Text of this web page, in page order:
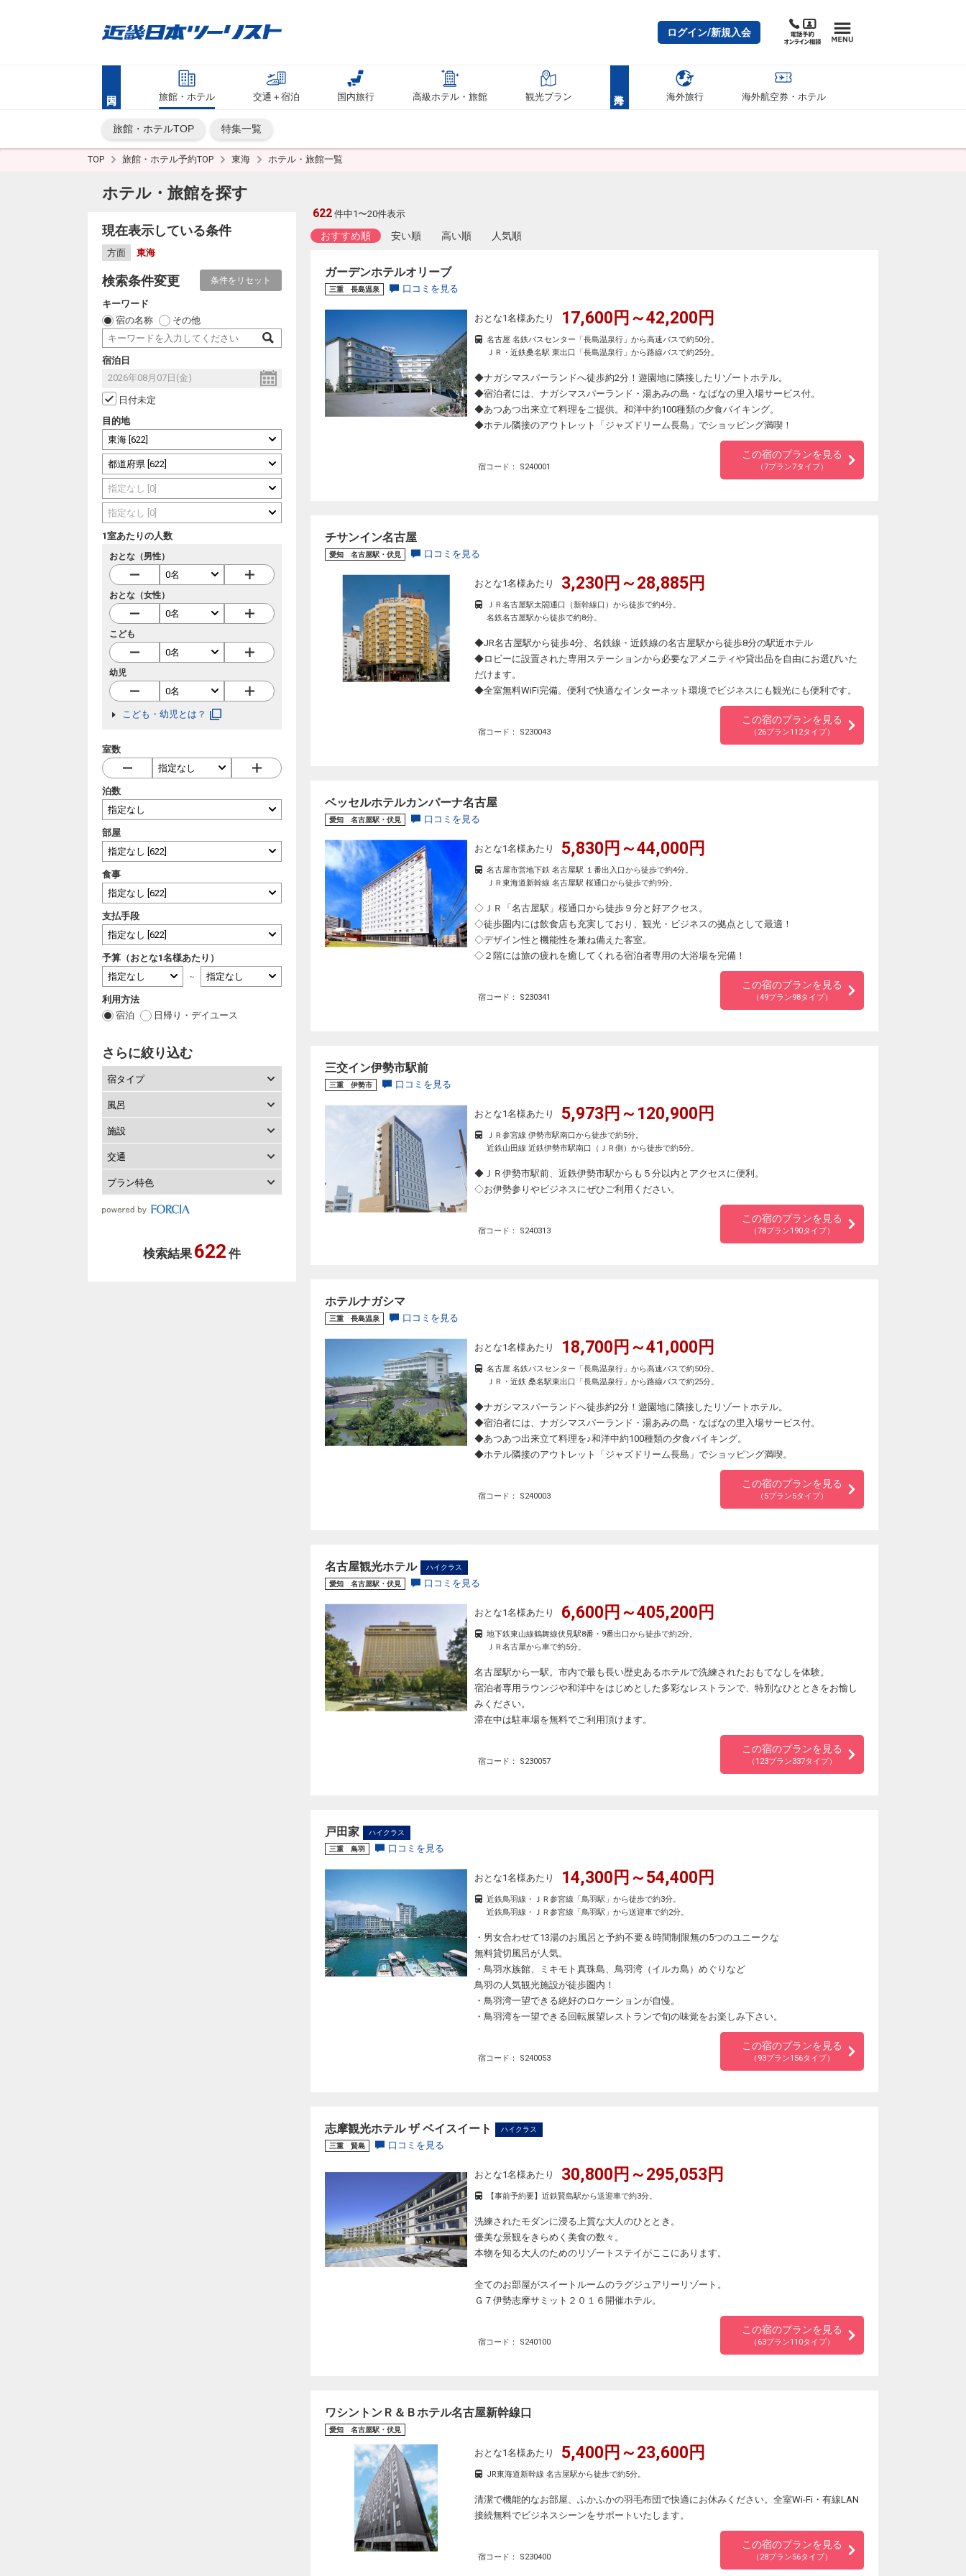
ログイン/新規入会
旅館・ホテル 交通＋宿泊 国内旅行 高級ホテル・旅館 観光プラン 海外旅行 海外航空券・ホテル
旅館・ホテルTOP 特集一覧
TOP 旅館・ホテル予約TOP 東海 ホテル・旅館一覧
ホテル・旅館を探す
現在表示している条件
方面 東海
検索条件変更 条件をリセット
キーワード
宿の名称
その他
宿泊日
日付未定
目的地
1室あたりの人数
おとな（男性）
おとな（女性）
こども
幼児
こども・幼児とは？
室数
泊数
部屋
食事
支払手段
予算（おとな1名様あたり）
～
利用方法
宿泊
日帰り・デイユース
さらに絞り込む
宿タイプ
風呂
施設
交通
プラン特色
検索結果 622 件
622 件中1〜20件表示
おすすめ順 安い順 高い順 人気順
ガーデンホテルオリーブ
三重 長島温泉 口コミを見る
おとな1名様あたり 17,600円～42,200円
名古屋 名鉄バスセンター「長島温泉行」から高速バスで約50分。
ＪＲ・近鉄桑名駅 東出口「長島温泉行」から路線バスで約25分。
◆ナガシマスパーランドへ徒歩約2分！遊園地に隣接したリゾートホテル。
◆宿泊者には、ナガシマスパーランド・湯あみの島・なばなの里入場サービス付。
◆あつあつ出来立て料理をご提供。和洋中約100種類の夕食バイキング。
◆ホテル隣接のアウトレット「ジャズドリーム長島」でショッピング満喫！
宿コード： S240001
この宿のプランを見る
（7プラン7タイプ）
チサンイン名古屋
愛知 名古屋駅・伏見 口コミを見る
おとな1名様あたり 3,230円～28,885円
ＪＲ名古屋駅太閤通口（新幹線口）から徒歩で約4分。
名鉄名古屋駅から徒歩で約8分。
◆JR名古屋駅から徒歩4分、名鉄線・近鉄線の名古屋駅から徒歩8分の駅近ホテル
◆ロビーに設置された専用ステーションから必要なアメニティや貸出品を自由にお選びいた
だけます。
◆全室無料WiFi完備。便利で快適なインターネット環境でビジネスにも観光にも便利です。
宿コード： S230043
この宿のプランを見る
（26プラン112タイプ）
ベッセルホテルカンパーナ名古屋
愛知 名古屋駅・伏見 口コミを見る
おとな1名様あたり 5,830円～44,000円
名古屋市営地下鉄 名古屋駅 １番出入口から徒歩で約4分。
ＪＲ東海道新幹線 名古屋駅 桜通口から徒歩で約9分。
◇ＪＲ「名古屋駅」桜通口から徒歩９分と好アクセス。
◇徒歩圏内には飲食店も充実しており、観光・ビジネスの拠点として最適！
◇デザイン性と機能性を兼ね備えた客室。
◇２階には旅の疲れを癒してくれる宿泊者専用の大浴場を完備！
宿コード： S230341
この宿のプランを見る
（49プラン98タイプ）
三交イン伊勢市駅前
三重 伊勢市 口コミを見る
おとな1名様あたり 5,973円～120,900円
ＪＲ参宮線 伊勢市駅南口から徒歩で約5分。
近鉄山田線 近鉄伊勢市駅南口（ＪＲ側）から徒歩で約5分。
◆ＪＲ伊勢市駅前、近鉄伊勢市駅からも５分以内とアクセスに便利。
◇お伊勢参りやビジネスにぜひご利用ください。
宿コード： S240313
この宿のプランを見る
（78プラン190タイプ）
ホテルナガシマ
三重 長島温泉 口コミを見る
おとな1名様あたり 18,700円～41,000円
名古屋 名鉄バスセンター「長島温泉行」から高速バスで約50分。
ＪＲ・近鉄 桑名駅東出口「長島温泉行」から路線バスで約25分。
◆ナガシマスパーランドへ徒歩約2分！遊園地に隣接したリゾートホテル。
◆宿泊者には、ナガシマスパーランド・湯あみの島・なばなの里入場サービス付。
◆あつあつ出来立て料理を♪和洋中約100種類の夕食バイキング。
◆ホテル隣接のアウトレット「ジャズドリーム長島」でショッピング満喫。
宿コード： S240003
この宿のプランを見る
（5プラン5タイプ）
名古屋観光ホテル ハイクラス
愛知 名古屋駅・伏見 口コミを見る
おとな1名様あたり 6,600円～405,200円
地下鉄東山線鶴舞線伏見駅8番・9番出口から徒歩で約2分。
ＪＲ名古屋から車で約5分。
名古屋駅から一駅。市内で最も長い歴史あるホテルで洗練されたおもてなしを体験。
宿泊者専用ラウンジや和洋中をはじめとした多彩なレストランで、特別なひとときをお愉し
みください。
滞在中は駐車場を無料でご利用頂けます。
宿コード： S230057
この宿のプランを見る
（123プラン337タイプ）
戸田家 ハイクラス
三重 鳥羽 口コミを見る
おとな1名様あたり 14,300円～54,400円
近鉄鳥羽線・ＪＲ参宮線「鳥羽駅」から徒歩で約3分。
近鉄鳥羽線・ＪＲ参宮線「鳥羽駅」から送迎車で約2分。
・男女合わせて13湯のお風呂と予約不要＆時間制限無の5つのユニークな
無料貸切風呂が人気。
・鳥羽水族館、ミキモト真珠島、鳥羽湾（イルカ島）めぐりなど
鳥羽の人気観光施設が徒歩圏内！
・鳥羽湾一望できる絶好のロケーションが自慢。
・鳥羽湾を一望できる回転展望レストランで旬の味覚をお楽しみ下さい。
宿コード： S240053
この宿のプランを見る
（93プラン156タイプ）
志摩観光ホテル ザ ベイスイート ハイクラス
三重 賢島 口コミを見る
おとな1名様あたり 30,800円～295,053円
【事前予約要】近鉄賢島駅から送迎車で約3分。
洗練されたモダンに浸る上質な大人のひととき。
優美な景観をきらめく美食の数々。
本物を知る大人のためのリゾートステイがここにあります。
全てのお部屋がスイートルームのラグジュアリーリゾート。
Ｇ７伊勢志摩サミット２０１６開催ホテル。
宿コード： S240100
この宿のプランを見る
（63プラン110タイプ）
ワシントンＲ＆Ｂホテル名古屋新幹線口
愛知 名古屋駅・伏見
おとな1名様あたり 5,400円～23,600円
JR東海道新幹線 名古屋駅から徒歩で約5分。
清潔で機能的なお部屋、ふかふかの羽毛布団で快適にお休みください。全室Wi-Fi・有線LAN
接続無料でビジネスシーンをサポートいたします。
宿コード： S230400
この宿のプランを見る
（28プラン56タイプ）